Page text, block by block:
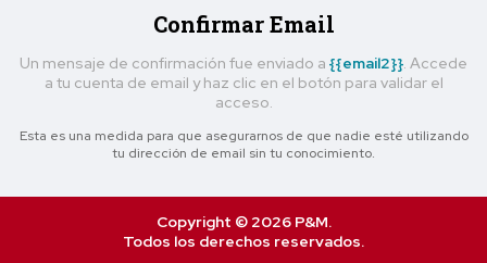
Confirmar Email
Un mensaje de confirmación fue enviado a {{email2}}. Accede
a tu cuenta de email y haz clic en el botón para validar el
acceso.
Esta es una medida para que asegurarnos de que nadie esté utilizando
tu dirección de email sin tu conocimiento.
Copyright © 2026 P&M.
Todos los derechos reservados.